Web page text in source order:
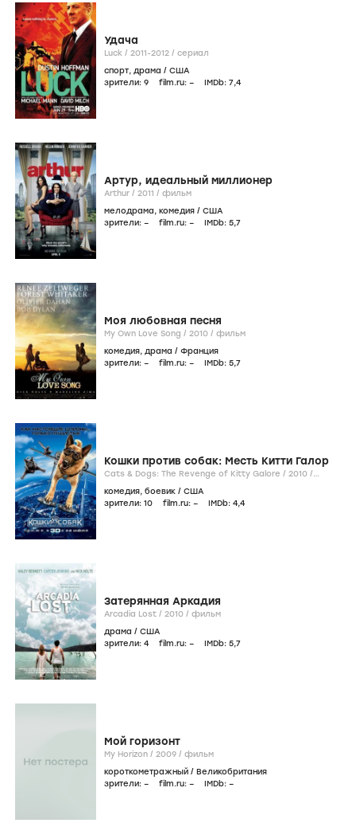
Удача
Luck / 2011-2012 / сериал
спорт, драма / США
зрители: 9 film.ru: – IMDb: 7,4
Артур, идеальный миллионер
Arthur / 2011 / фильм
мелодрама, комедия / США
зрители: – film.ru: – IMDb: 5,7
Моя любовная песня
My Own Love Song / 2010 / фильм
комедия, драма / Франция
зрители: – film.ru: – IMDb: 5,7
Кошки против собак: Месть Китти Галор
Cats & Dogs: The Revenge of Kitty Galore / 2010 /
комедия, боевик / США
зрители: 10 film.ru: – IMDb: 4,4
Затерянная Аркадия
Arcadia Lost / 2010 / фильм
драма / США
зрители: 4 film.ru: – IMDb: 5,7
Мой горизонт
My Horizon / 2009 / фильм
короткометражный / Великобритания
зрители: – film.ru: – IMDb: –